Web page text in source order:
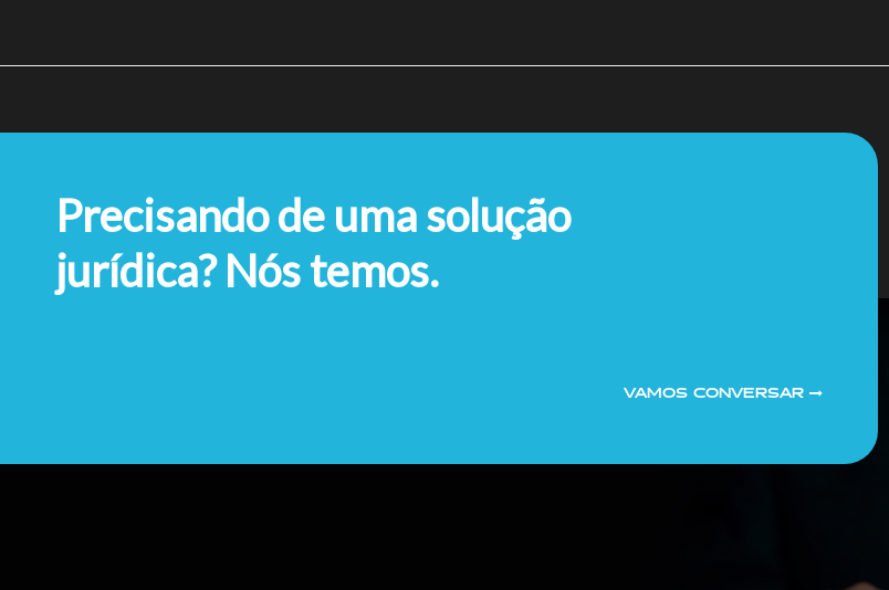
Precisando de uma solução
jurídica? Nós temos.
VAMOS CONVERSAR